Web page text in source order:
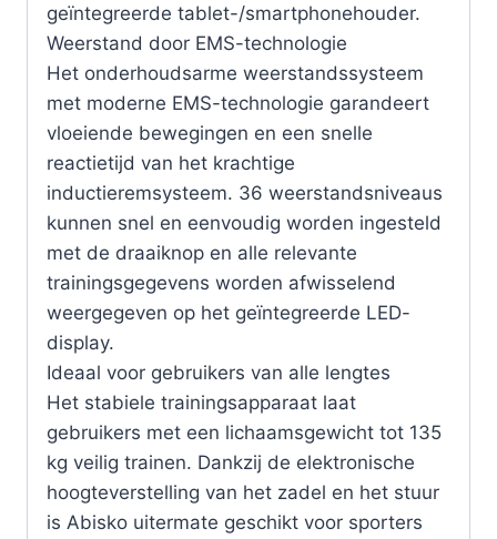
geïntegreerde tablet-/smartphonehouder.
Weerstand door EMS-technologie
Het onderhoudsarme weerstandssysteem
met moderne EMS-technologie garandeert
vloeiende bewegingen en een snelle
reactietijd van het krachtige
inductieremsysteem. 36 weerstandsniveaus
kunnen snel en eenvoudig worden ingesteld
met de draaiknop en alle relevante
trainingsgegevens worden afwisselend
weergegeven op het geïntegreerde LED-
display.
Ideaal voor gebruikers van alle lengtes
Het stabiele trainingsapparaat laat
gebruikers met een lichaamsgewicht tot 135
kg veilig trainen. Dankzij de elektronische
hoogteverstelling van het zadel en het stuur
is Abisko uitermate geschikt voor sporters